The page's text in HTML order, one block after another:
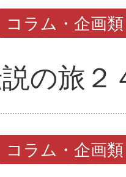
コラム・企画類
の旅２
コラム・企画類